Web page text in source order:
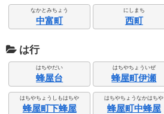
なかとみちょう
中富町
にしまち
西町
は行
はちやだい
蜂屋台
はちやちょういぜ
蜂屋町伊瀬
はちやちょうしもはちや
蜂屋町下蜂屋
はちやちょうなかはちや
蜂屋町中蜂屋